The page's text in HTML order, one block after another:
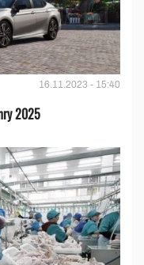
16.11.2023 - 15:40
2025